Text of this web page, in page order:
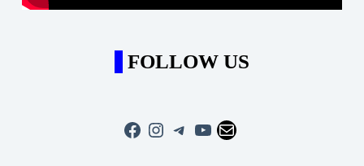
FOLLOW US
Facebook
Instagram
Telegram
YouTube
Mail